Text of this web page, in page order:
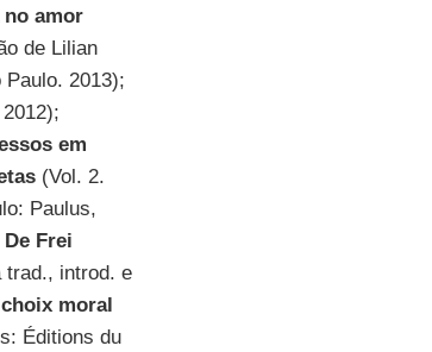
no amor
de Lilian
2013);
em
(Vol. 2.
Paulus,
Frei
trad., introd. e
moral
Éditions du